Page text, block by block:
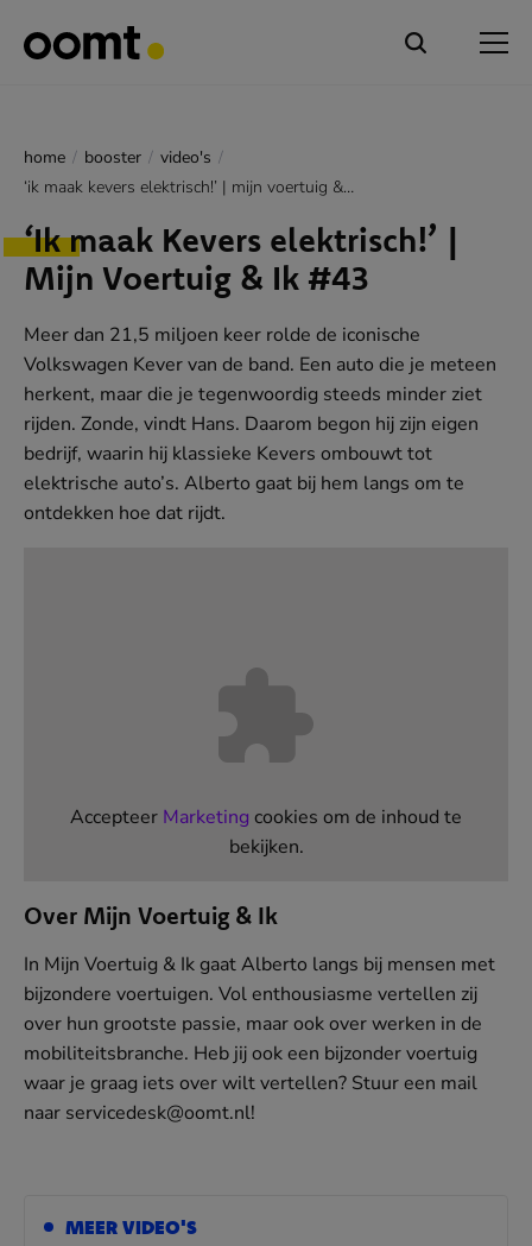
home booster
video's
‘ik maak kevers elektrisch!’ | mijn voertuig & ik #43
‘Ik maak Kevers elektrisch!’ |
Mijn Voertuig & Ik #43
Meer dan 21,5 miljoen keer rolde de iconische
Volkswagen Kever van de band. Een auto die je meteen
herkent, maar die je tegenwoordig steeds minder ziet
rijden. Zonde, vindt Hans. Daarom begon hij zijn eigen
bedrijf, waarin hij klassieke Kevers ombouwt tot
elektrische auto’s. Alberto gaat bij hem langs om te
ontdekken hoe dat rijdt.
Accepteer Marketing cookies om de inhoud te
bekijken.
Over Mijn Voertuig & Ik
In Mijn Voertuig & Ik gaat Alberto langs bij mensen met
bijzondere voertuigen. Vol enthousiasme vertellen zij
over hun grootste passie, maar ook over werken in de
mobiliteitsbranche. Heb jij ook een bijzonder voertuig
waar je graag iets over wilt vertellen? Stuur een mail
naar servicedesk@oomt.nl!
MEER VIDEO'S